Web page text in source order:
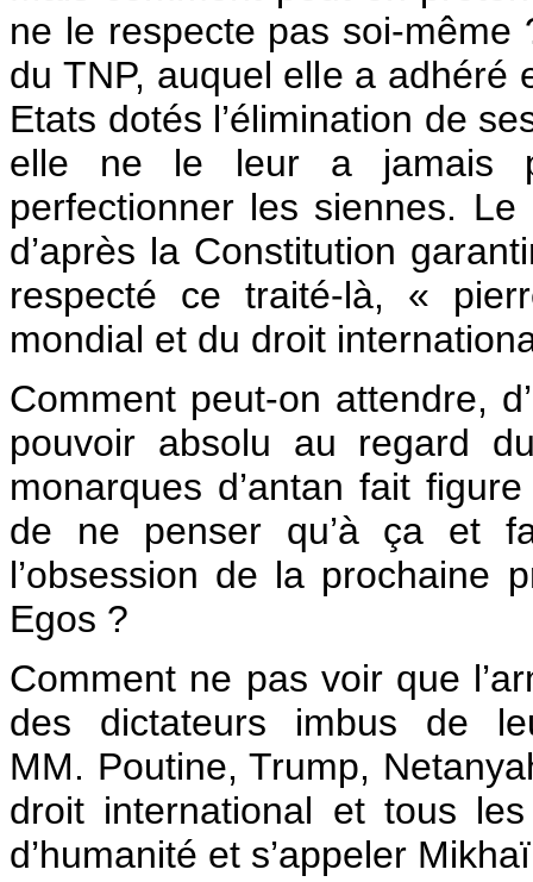
ne le respecte pas soi-même
du TNP, auquel elle a adhéré
Etats dotés l’élimination de
elle ne le leur a jamais
perfectionner les siennes.
d’après la Constitution
respecté ce traité-là, «
mondial et du droit
Comment peut-on attendre,
pouvoir absolu au regard
monarques d’antan fait
de ne penser qu’à ça et
l’obsession de la prochaine
Egos ?
Comment ne pas voir que
des dictateurs imbus de
MM. Poutine, Trump,
droit international et tous
d’humanité et s’appeler